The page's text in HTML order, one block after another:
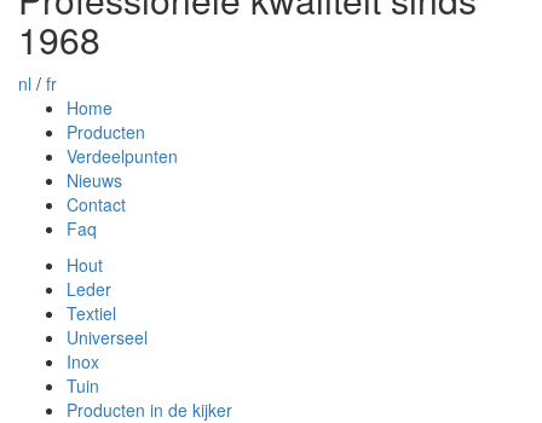
Renofur
sinds/depuis
1968
1968
nl / fr
Home
Producten
Verdeelpunten
Nieuws
Contact
Faq
Hout
Leder
Textiel
Universeel
Inox
Tuin
Producten in de kijker